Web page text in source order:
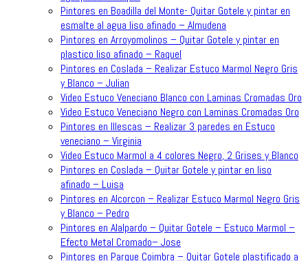
Pintores en Boadilla del Monte- Quitar Gotele y pintar en
esmalte al agua liso afinado – Almudena
Pintores en Arroyomolinos – Quitar Gotele y pintar en
plastico liso afinado – Raquel
Pintores en Coslada – Realizar Estuco Marmol Negro Gris
y Blanco – Julian
Video Estuco Veneciano Blanco con Laminas Cromadas Oro
Video Estuco Veneciano Negro con Laminas Cromadas Oro
Pintores en Illescas – Realizar 3 paredes en Estuco
veneciano – Virginia
Video Estuco Marmol a 4 colores Negro, 2 Grises y Blanco
Pintores en Coslada – Quitar Gotele y pintar en liso
afinado – Luisa
Pintores en Alcorcon – Realizar Estuco Marmol Negro Gris
y Blanco – Pedro
Pintores en Alalpardo – Quitar Gotele – Estuco Marmol –
Efecto Metal Cromado– Jose
Pintores en Parque Coimbra – Quitar Gotele plastificado a